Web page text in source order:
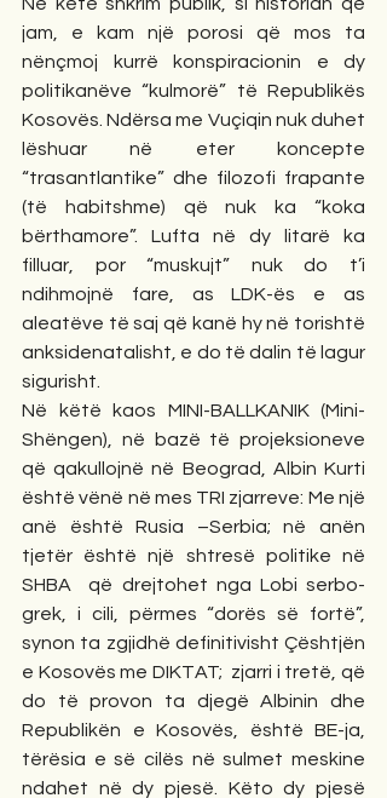
jam, e kam një porosi që mos ta
nënçmoj kurrë konspiracionin e dy
politikanëve “kulmorë” të Republikës
Kosovës. Ndërsa me Vuçiqin nuk duhet
lëshuar në eter koncepte
“trasantlantike” dhe filozofi frapante
(të habitshme) që nuk ka “koka
bërthamore”. Lufta në dy litarë ka
filluar, por “muskujt” nuk do t’i
ndihmojnë fare, as LDK-ës e as
aleatëve të saj që kanë hy në torishtë
anksidenatalisht, e do të dalin të lagur
sigurisht.
Në këtë kaos MINI-BALLKANIK (Mini-
Shëngen), në bazë të projeksioneve
që qakullojnë në Beograd, Albin Kurti
është vënë në mes TRI zjarreve: Me një
anë është Rusia –Serbia; në anën
tjetër është një shtresë politike në
SHBA  që drejtohet nga Lobi serbo-
grek, i cili, përmes “dorës së fortë”,
synon ta zgjidhë definitivisht Çështjën
e Kosovës me DIKTAT;  zjarri i tretë, që
do të provon ta djegë Albinin dhe
Republikën e Kosovës, është BE-ja,
tërësia e së cilës në sulmet meskine
ndahet në dy pjesë. Këto dy pjesë